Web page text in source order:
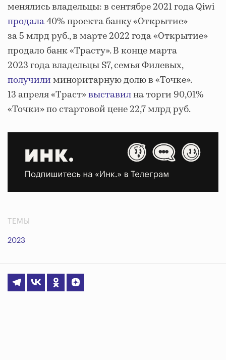
менялись владельцы: в сентябре 2021 года Qiwi
продала40% проекта банку «Открытие»
за 5 млрд руб., в марте 2022 года «Открытие»
продало банк «Трасту». В конце марта
2023 года владельцы S7, семья Филевых,
получилиминоритарную долю в «Точке».
13 апреля «Траст»выставилна торги 90,01%
«Точки» по стартовой цене 22,7 млрд руб.
ТЕМЫ
2023